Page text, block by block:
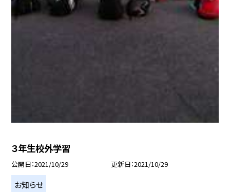
３年生校外学習
公開日 2021/10/29 更新日 2021/10/29
お知らせ